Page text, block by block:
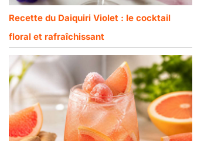
Recette du Daiquiri Violet : le cocktail
floral et rafraîchissant